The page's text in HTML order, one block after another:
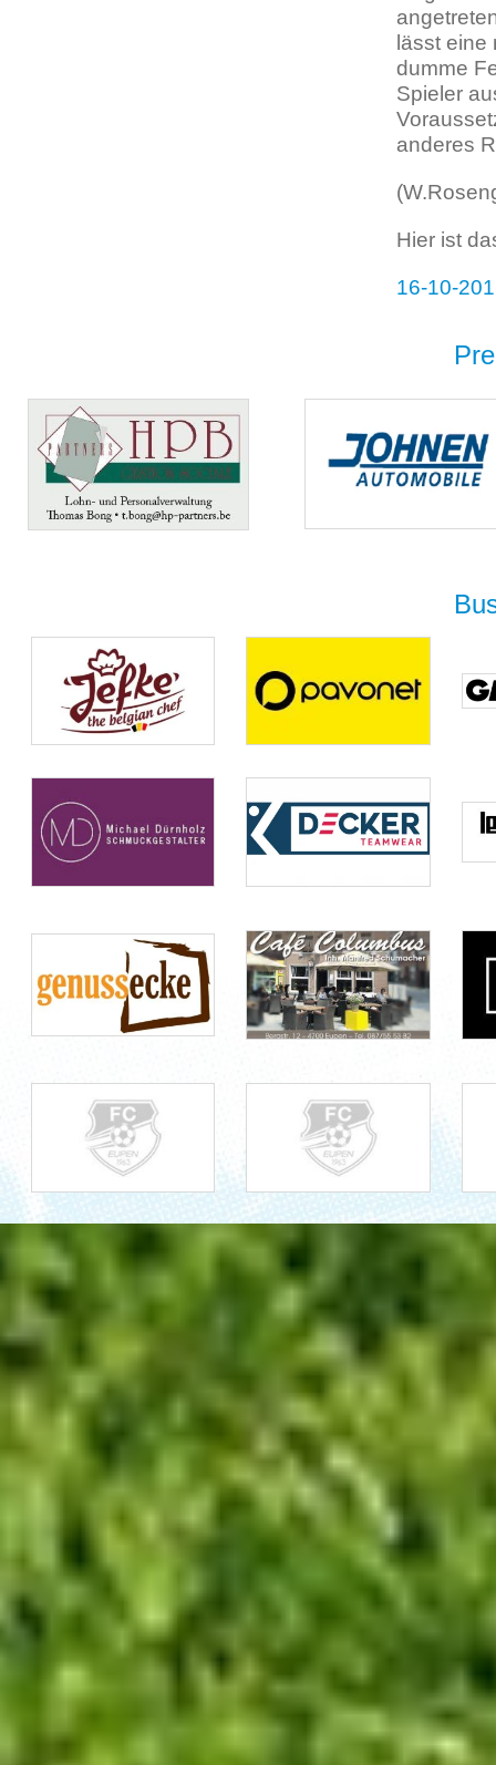
lässt
dumme
Spieler
anderes
Hier ist
16-10-